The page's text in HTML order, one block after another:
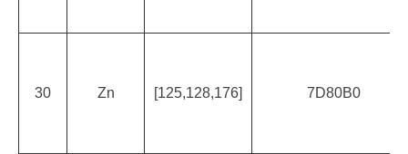
30 Zn [125,128,176] 7D80B0